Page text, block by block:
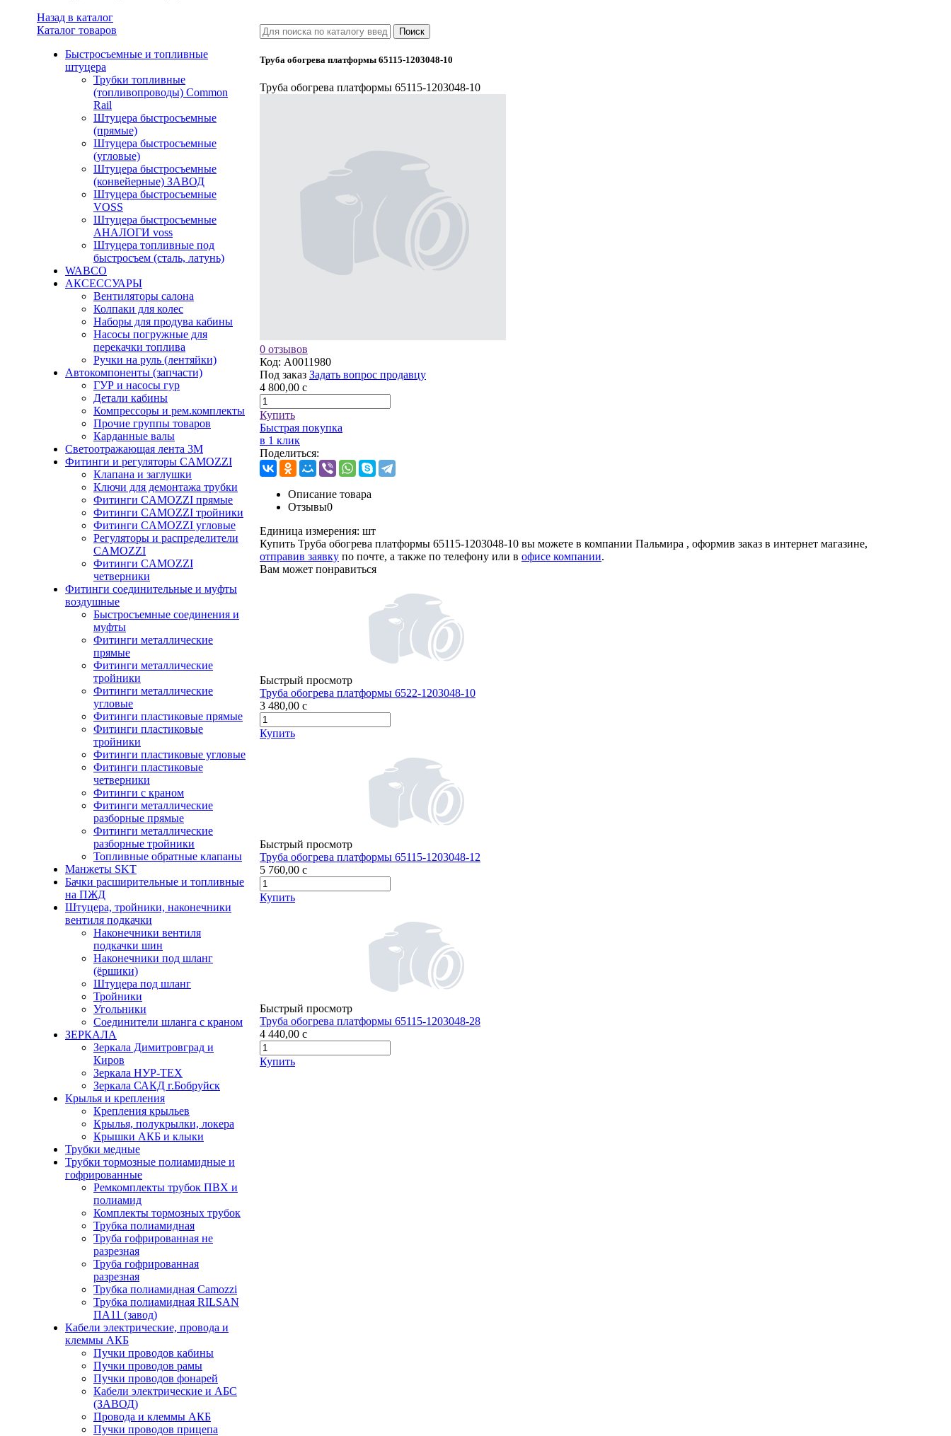
Назад в каталог
Каталог товаров
Быстросъемные и топливные
штуцера
Трубки топливные
(топливопроводы) Common
Rail
Штуцера быстросъемные
(прямые)
Штуцера быстросъемные
(угловые)
Штуцера быстросъемные
(конвейерные) ЗАВОД
Штуцера быстросъемные
VOSS
Штуцера быстросъемные
АНАЛОГИ voss
Штуцера топливные под
быстросъем (сталь, латунь)
WABCO
АКСЕССУАРЫ
Вентиляторы салона
Колпаки для колес
Наборы для продува кабины
Насосы погружные для
перекачки топлива
Ручки на руль (лентяйки)
Автокомпоненты (запчасти)
ГУР и насосы гур
Детали кабины
Компрессоры и рем.комплекты
Прочие группы товаров
Карданные валы
Светоотражающая лента 3М
Фитинги и регуляторы CAMOZZI
Клапана и заглушки
Ключи для демонтажа трубки
Фитинги CAMOZZI прямые
Фитинги CAMOZZI тройники
Фитинги CAMOZZI угловые
Регуляторы и распределители
CAMOZZI
Фитинги CAMOZZI
четверники
Фитинги соединительные и муфты
воздушные
Быстросъемные соединения и
муфты
Фитинги металлические
прямые
Фитинги металлические
тройники
Фитинги металлические
угловые
Фитинги пластиковые прямые
Фитинги пластиковые
тройники
Фитинги пластиковые угловые
Фитинги пластиковые
четверники
Фитинги с краном
Фитинги металлические
разборные прямые
Фитинги металлические
разборные тройники
Топливные обратные клапаны
Манжеты SKT
Бачки расширительные и топливные
на ПЖД
Штуцера, тройники, наконечники
вентиля подкачки
Наконечники вентиля
подкачки шин
Наконечники под шланг
(ёршики)
Штуцера под шланг
Тройники
Угольники
Соединители шланга с краном
ЗЕРКАЛА
Зеркала Димитровград и
Киров
Зеркала НУР-ТЕХ
Зеркала САКД г.Бобруйск
Крылья и крепления
Крепления крыльев
Крылья, полукрылки, локера
Крышки АКБ и клыки
Трубки медные
Трубки тормозные полиамидные и
гофрированные
Ремкомплекты трубок ПВХ и
полиамид
Комплекты тормозных трубок
Трубка полиамидная
Труба гофрированная не
разрезная
Труба гофрированная
разрезная
Трубка полиамидная Camozzi
Трубка полиамидная RILSAN
ПА11 (завод)
Кабели электрические, провода и
клеммы АКБ
Пучки проводов кабины
Пучки проводов рамы
Пучки проводов фонарей
Кабели электрические и АБС
(ЗАВОД)
Провода и клеммы АКБ
Пучки проводов прицепа
Труба обогрева платформы 65115-1203048-10
Труба обогрева платформы 65115-1203048-10
0 отзывов
Код: A0011980
Под заказ Задать вопрос продавцу
4 800,00 c
Купить
Быстрая покупка
в 1 клик
Поделиться:
Описание товара
Отзывы0
Единица измерения: шт
Купить Труба обогрева платформы 65115-1203048-10 вы можете в компании Пальмира , оформив заказ в интернет магазине,
отправив заявку по почте, а также по телефону или в офисе компании.
Вам может понравиться
Быстрый просмотр
Труба обогрева платформы 6522-1203048-10
3 480,00 c
Купить
Быстрый просмотр
Труба обогрева платформы 65115-1203048-12
5 760,00 c
Купить
Быстрый просмотр
Труба обогрева платформы 65115-1203048-28
4 440,00 c
Купить